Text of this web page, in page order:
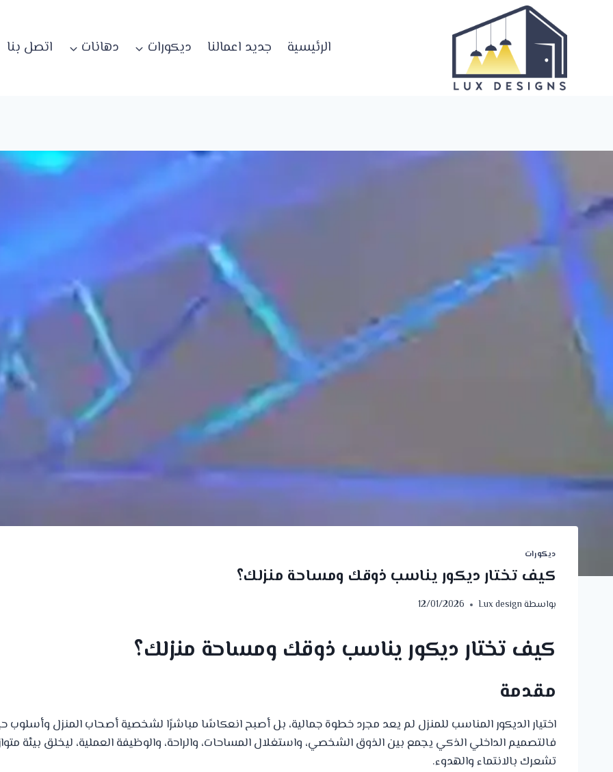
الرئيسية جديد اعمالنا ديكورات دهانات اتصل بنا
ديكورات
كيف تختار ديكور يناسب ذوقك ومساحة منزلك؟
بواسطةLux design
12/01/2026
كيف تختار ديكور يناسب ذوقك ومساحة منزلك؟
مقدمة
اختيار الديكور المناسب للمنزل لم يعد مجرد خطوة جمالية، بل أصبح انعكاسًا مباشرًا لشخصية أصحاب المنزل وأسلوب
فالتصميم الداخلي الذكي يجمع بين الذوق الشخصي، واستغلال المساحات، والراحة، والوظيفة العملية، ليخلق بيئة
تشعرك بالانتماء والهدوء.